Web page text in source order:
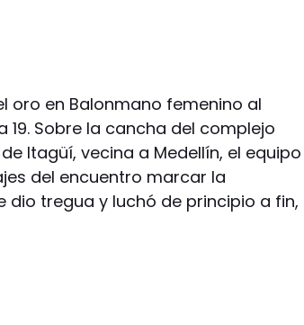
oro en Balonmano femenino al
19. Sobre la cancha del complejo
Itagüí, vecina a Medellín, el equipo
del encuentro marcar la
dio tregua y luchó de principio a fin,